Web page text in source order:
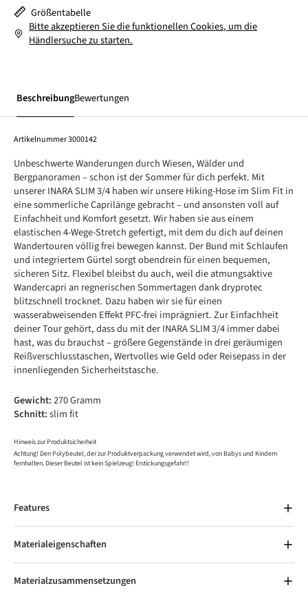
Größentabelle
Bitte akzeptieren Sie die funktionellen Cookies, um die
Händlersuche zu starten.
BeschreibungBewertungen
Artikelnummer3000142
Unbeschwerte Wanderungen durch Wiesen, Wälder und
Bergpanoramen – schon ist der Sommer für dich perfekt. Mit
unserer INARA SLIM 3/4 haben wir unsere Hiking-Hose im Slim Fit in
eine sommerliche Caprilänge gebracht – und ansonsten voll auf
Einfachheit und Komfort gesetzt. Wir haben sie aus einem
elastischen 4-Wege-Stretch gefertigt, mit dem du dich auf deinen
Wandertouren völlig frei bewegen kannst. Der Bund mit Schlaufen
und integriertem Gürtel sorgt obendrein für einen bequemen,
sicheren Sitz. Flexibel bleibst du auch, weil die atmungsaktive
Wandercapri an regnerischen Sommertagen dank dryprotec
blitzschnell trocknet. Dazu haben wir sie für einen
wasserabweisenden Effekt PFC-frei imprägniert. Zur Einfachheit
deiner Tour gehört, dass du mit der INARA SLIM 3/4 immer dabei
hast, was du brauchst – größere Gegenstände in drei geräumigen
Reißverschlusstaschen, Wertvolles wie Geld oder Reisepass in der
innenliegenden Sicherheitstasche.
Gewicht:270 Gramm
Schnitt:slim fit
Hinweis zur Produktsicherheit
Achtung! Den Polybeutel, der zur Produktverpackung verwendet wird, von Babys und Kindern
fernhalten. Dieser Beutel ist kein Spielzeug! Erstickungsgefahr!!
Features
Materialeigenschaften
Materialzusammensetzungen